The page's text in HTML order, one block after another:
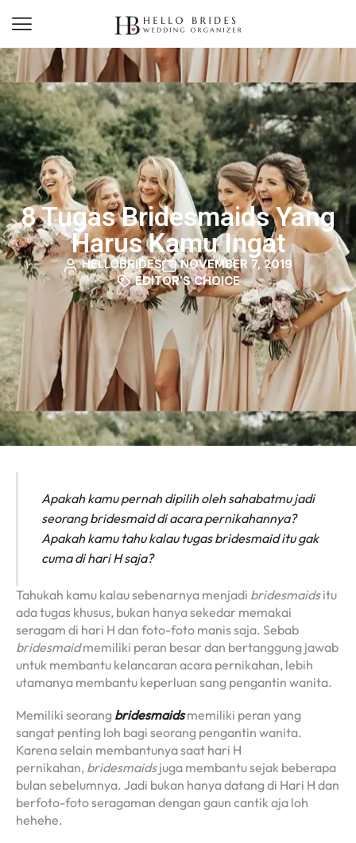
8 Tugas Bridesmaids Yang
Harus Kamu Ingat
HELLOBRIDES
NOVEMBER 7, 2019
EDITOR'S CHOICE
Apakah kamu pernah dipilih oleh sahabatmu jadi
seorangbridesmaiddi acara pernikahannya?
Apakah kamu tahu kalau tugas bridesmaid itu gak
cuma di hari H saja?
Tahukah kamu kalau sebenarnya menjadi bridesmaidsitu
ada tugas khusus, bukan hanya sekedar memakai
seragam di hari H dan foto-foto manis saja. Sebab
bridesmaidmemiliki peran besar dan bertanggung jawab
untuk membantu kelancaran acara pernikahan, lebih
utamanya membantu keperluan sang pengantin wanita.
Memiliki seorang bridesmaidsmemiliki peran yang
sangat penting loh bagi seorang pengantin wanita.
Karena selain membantunya saat hari H
pernikahan, bridesmaidsjuga membantu sejak beberapa
bulan sebelumnya. Jadi bukan hanya datang di Hari H dan
berfoto-foto seragaman dengan gaun cantik aja loh
hehehe.